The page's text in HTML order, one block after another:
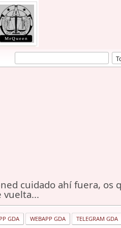
cuidado ahí fuera, os
vuelta...
GDA WEBAPP GDA TELEGRAM GDA